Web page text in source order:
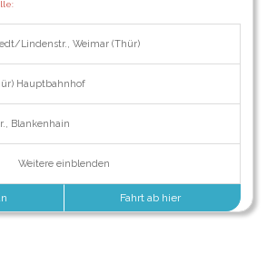
Lindenstr., Weimar (Thür)
Hauptbahnhof
Blankenhain
Weitere einblenden
Fahrt ab hier